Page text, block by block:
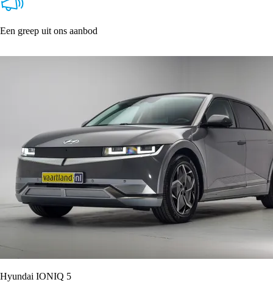
Een greep uit ons aanbod
Hyundai IONIQ 5